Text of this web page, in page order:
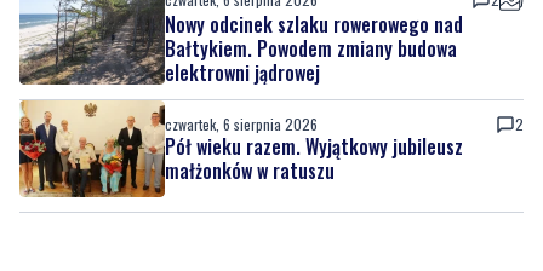
czwartek, 6 sierpnia 2026
Pół wieku razem. Wyjątkowy jubileusz
małżonków w ratuszu